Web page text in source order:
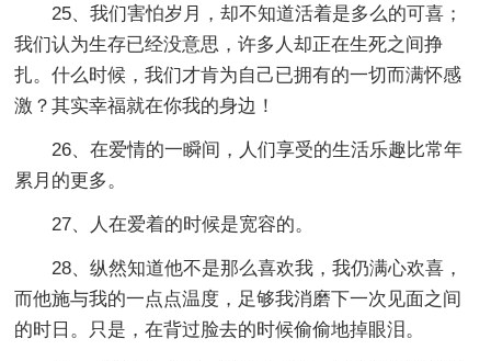
25、我们害怕岁月，却不知道活着是多么的可喜；
我们认为生存已经没意思，许多人却正在生死之间挣
扎。什么时候，我们才肯为自己已拥有的一切而满怀感
激？其实幸福就在你我的身边！
26、在爱情的一瞬间，人们享受的生活乐趣比常年
累月的更多。
27、人在爱着的时候是宽容的。
28、纵然知道他不是那么喜欢我，我仍满心欢喜，
而他施与我的一点点温度，足够我消磨下一次见面之间
的时日。只是，在背过脸去的时候偷偷地掉眼泪。